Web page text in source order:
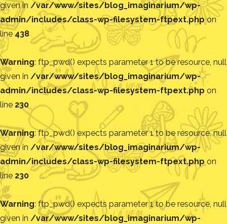
given in /var/www/sites/blog_imaginarium/wp-
admin/includes/class-wp-filesystem-ftpext.phpon
line438
Warning: ftp_pwd() expects parameter 1 to be resource, null
given in /var/www/sites/blog_imaginarium/wp-
admin/includes/class-wp-filesystem-ftpext.php on
line 230
Warning: ftp_pwd() expects parameter 1 to be resource, null
given in /var/www/sites/blog_imaginarium/wp-
admin/includes/class-wp-filesystem-ftpext.php on
line 230
Warning: ftp_pwd() expects parameter 1 to be resource, null
given in /var/www/sites/blog_imaginarium/wp-